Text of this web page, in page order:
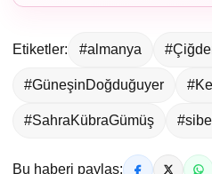
Etiketler: #almanya
#GüneşinDoğduğuyer
#SahraKübraGümüş
Bu haberi paylaş: